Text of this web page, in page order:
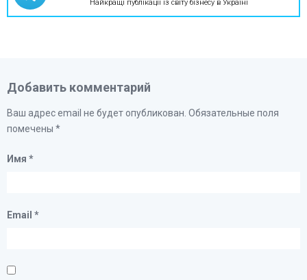
Найкращі публікації із світу бізнесу в Україні
Добавить комментарий
Ваш адрес email не будет опубликован. Обязательные поля
помечены *
Имя *
Email *